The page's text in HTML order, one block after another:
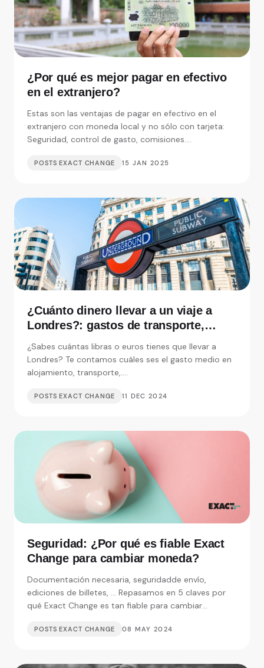
¿Por qué es mejor pagar en efectivo
en el extranjero?
Estas son las ventajas de pagar en efectivo en el
extranjero con moneda local y no sólo con tarjeta:
Seguridad, control de gasto, comisiones....
POSTS EXACT CHANGE 15 JAN 2025
¿Cuánto dinero llevar a un viaje a
Londres?: gastos de transporte,
¿Sabes cuántas libras o euros tienes que llevar a
Londres? Te contamos cuáles ses el gasto medio en
alojamiento, transporte,....
POSTS EXACT CHANGE 11 DEC 2024
Seguridad: ¿Por qué es fiable Exact
Change para cambiar moneda?
Documentación necesaria, seguridadde envío,
ediciones de billetes, ... Repasamos en 5 claves por
qué Exact Change es tan fiable para cambiar
POSTS EXACT CHANGE 08 MAY 2024